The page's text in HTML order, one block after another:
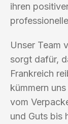
ihren
Unser Team
sorgt dafür,
Frankreich
kümmern
vom
und Guts bis